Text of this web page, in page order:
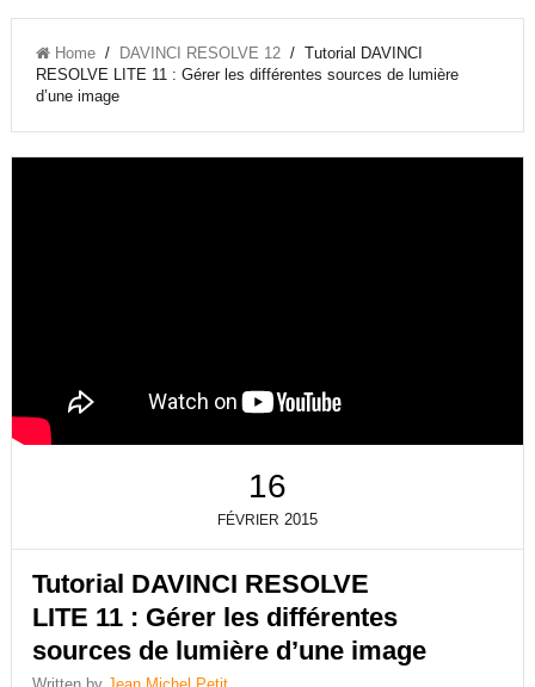
Home/ DAVINCI RESOLVE 12/ Tutorial DAVINCI
RESOLVE LITE 11 : Gérer les différentes sources de lumière
d’une image
16
FÉVRIER 2015
Tutorial DAVINCI RESOLVE
LITE 11 : Gérer les différentes
sources de lumière d’une image